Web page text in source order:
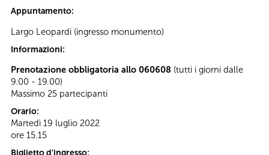
Appuntamento:
Largo Leopardi (ingresso monumento)
Informazioni:
Prenotazione obbligatoria allo 060608 (tutti i giorni dalle
9.00 - 19.00)
Massimo 25 partecipanti
Orario:
Martedì 19 luglio 2022
ore 15.15